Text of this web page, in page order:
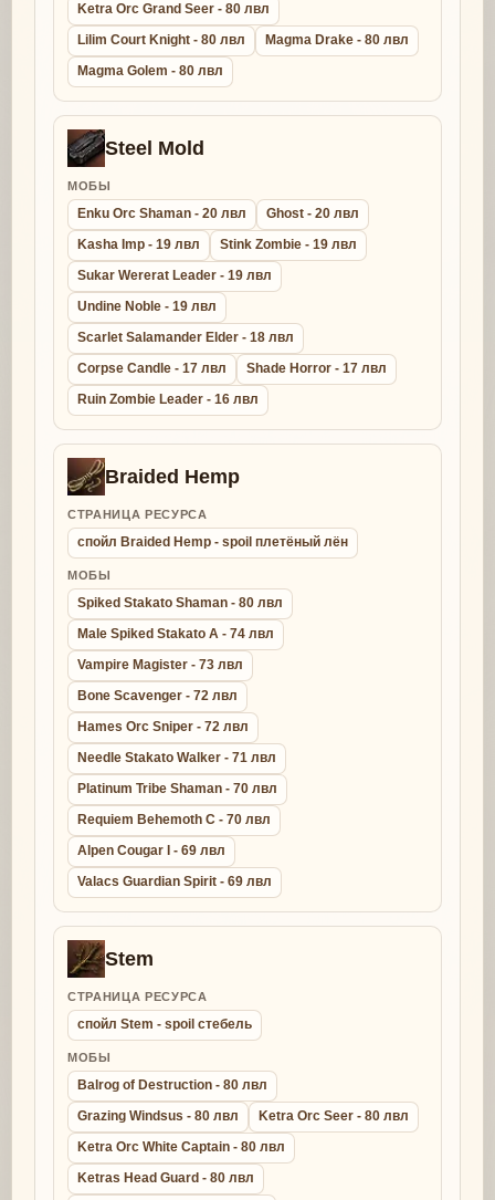
Ketra Orc Grand Seer - 80 лвл
Lilim Court Knight - 80 лвл
Magma Drake - 80 лвл
Magma Golem - 80 лвл
Steel Mold
МОБЫ
Enku Orc Shaman - 20 лвл
Ghost - 20 лвл
Kasha Imp - 19 лвл
Stink Zombie - 19 лвл
Sukar Wererat Leader - 19 лвл
Undine Noble - 19 лвл
Scarlet Salamander Elder - 18 лвл
Corpse Candle - 17 лвл
Shade Horror - 17 лвл
Ruin Zombie Leader - 16 лвл
Braided Hemp
СТРАНИЦА РЕСУРСА
спойл Braided Hemp - spoil плетёный лён
МОБЫ
Spiked Stakato Shaman - 80 лвл
Male Spiked Stakato A - 74 лвл
Vampire Magister - 73 лвл
Bone Scavenger - 72 лвл
Hames Orc Sniper - 72 лвл
Needle Stakato Walker - 71 лвл
Platinum Tribe Shaman - 70 лвл
Requiem Behemoth C - 70 лвл
Alpen Cougar I - 69 лвл
Valacs Guardian Spirit - 69 лвл
Stem
СТРАНИЦА РЕСУРСА
спойл Stem - spoil стебель
МОБЫ
Balrog of Destruction - 80 лвл
Grazing Windsus - 80 лвл
Ketra Orc Seer - 80 лвл
Ketra Orc White Captain - 80 лвл
Ketras Head Guard - 80 лвл